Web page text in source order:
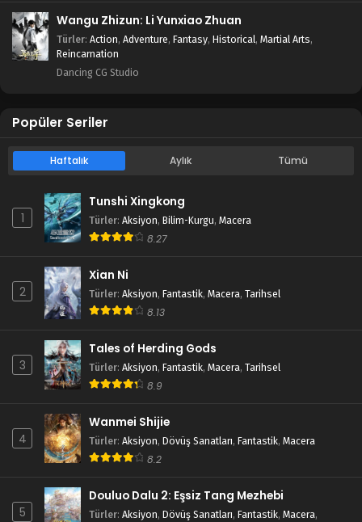
Wangu Zhizun: Li Yunxiao Zhuan
Türler: Action, Adventure, Fantasy, Historical, Martial Arts,
Reincarnation
Dancing CG Studio
Popüler Seriler
Haftalık Aylık Tümü
1
Tunshi Xingkong
Türler: Aksiyon, Bilim-Kurgu, Macera
8.27
2
Xian Ni
Türler: Aksiyon, Fantastik, Macera, Tarihsel
8.13
3
Tales of Herding Gods
Türler: Aksiyon, Fantastik, Macera, Tarihsel
8.9
4
Wanmei Shijie
Türler: Aksiyon, Dövüş Sanatları, Fantastik, Macera
8.2
5
Douluo Dalu 2: Eşsiz Tang Mezhebi
Türler: Aksiyon, Dövüş Sanatları, Fantastik, Macera,